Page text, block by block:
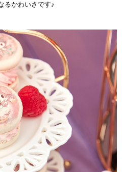
るかわいさです♪